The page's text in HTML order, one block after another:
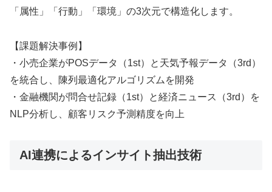
「属性」「行動」「環境」の3次元で構造化します。
【課題解決事例】
・小売企業がPOSデータ（1st）と天気予報データ（3rd）
を統合し、陳列最適化アルゴリズムを開発
・金融機関が問合せ記録（1st）と経済ニュース（3rd）を
NLP分析し、顧客リスク予測精度を向上
AI連携によるインサイト抽出技術